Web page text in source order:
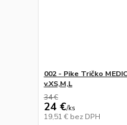
002 - Pike Tričko
v.XS,M,L
34 €
24 €/ks
19,51 € bez DPH